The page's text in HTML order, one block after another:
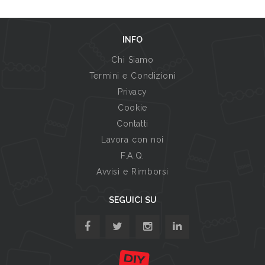
INFO
Chi Siamo
Termini e Condizioni
Privacy
Cookie
Contatti
Lavora con noi
F.A.Q.
Avvisi e Rimborsi
SEGUICI SU